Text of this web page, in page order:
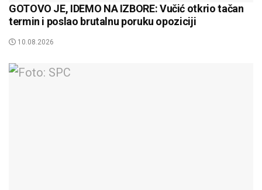
GOTOVO JE, IDEMO NA IZBORE: Vučić otkrio tačan
termin i poslao brutalnu poruku opoziciji
10.08.2026